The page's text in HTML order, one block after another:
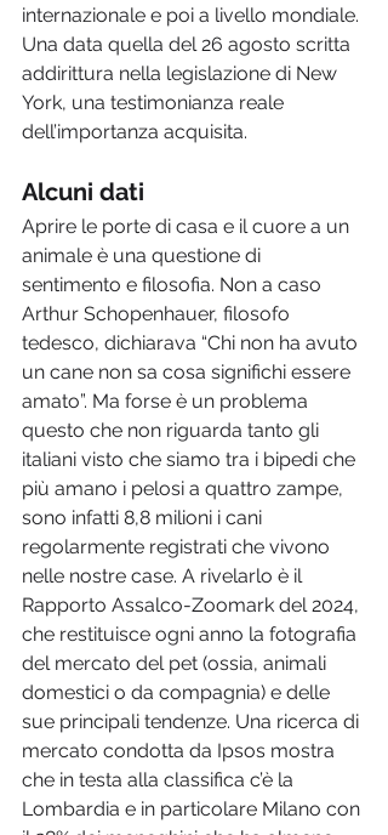
internazionale e poi a livello mondiale.
Una data quella del 26 agosto scritta
addirittura nella legislazione di New
York, una testimonianza reale
dell’importanza acquisita.
Alcuni dati
Aprire le porte di casa e il cuore a un
animale è una questione di
sentimento e filosofia. Non a caso
Arthur Schopenhauer, filosofo
tedesco, dichiarava “Chi non ha avuto
un cane non sa cosa significhi essere
amato”. Ma forse è un problema
questo che non riguarda tanto gli
italiani visto che siamo tra i bipedi che
più amano i pelosi a quattro zampe,
sono infatti 8,8 milioni i cani
regolarmente registrati che vivono
nelle nostre case. A rivelarlo è il
Rapporto Assalco-Zoomark del 2024,
che restituisce ogni anno la fotografia
del mercato del pet (ossia, animali
domestici o da compagnia) e delle
sue principali tendenze. Una ricerca di
mercato condotta da Ipsos mostra
che in testa alla classifica c’è la
Lombardia e in particolare Milano con